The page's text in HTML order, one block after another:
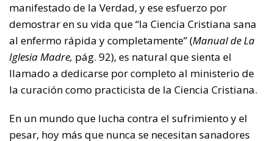
manifestado de la Verdad, y ese esfuerzo por
demostrar en su vida que “la Ciencia Cristiana sana
al enfermo rápida y completamente” (Manual de La
Iglesia Madre, pág. 92), es natural que sienta el
llamado a dedicarse por completo al ministerio de
la curación como practicista de la Ciencia Cristiana.
En un mundo que lucha contra el sufrimiento y el
pesar, hoy más que nunca se necesitan sanadores